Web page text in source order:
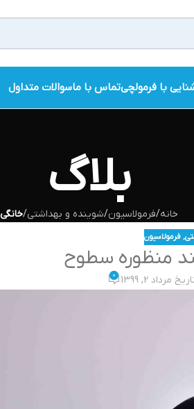
با فرمولچیتماس با ماسوالات متداول
بلاگ
خانه/فرمولاسیون/شوینده و بهداشتی/خانگی
, فرمولاسیون
منظوره سطوح
مرداد 2, 1399 0